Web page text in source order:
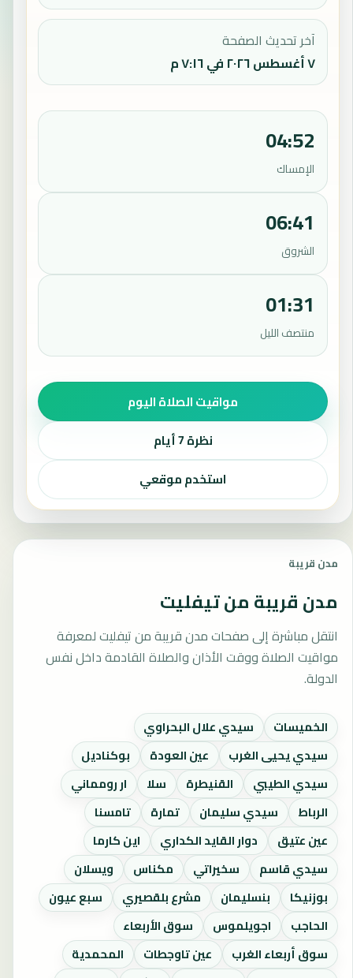
آخر تحديث الصفحة
٧ أغسطس ٢٠٢٦ في ٧:١٦ م
04:52
الإمساك
06:41
الشروق
01:31
منتصف الليل
مواقيت الصلاة اليوم
نظرة 7 أيام
استخدم موقعي
مدن قريبة
مدن قريبة من تيفليت
انتقل مباشرة إلى صفحات مدن قريبة من تيفليت لمعرفة
مواقيت الصلاة ووقت الأذان والصلاة القادمة داخل نفس
الدولة.
الخميسات
سيدي علال البحراوي
سيدي يحيى الغرب
عين العودة
بوكناديل
سيدي الطيبي
القنيطرة سلا
ار رومماني
الرباط
سيدي سليمان تمارة
تامسنا
عين عتيق
دوار القايد الكداري
اين كارما
سيدي قاسم
سخيراتي مكناس
ويسلان
بوزنيكا
بنسليمان مشرع بلقصيري
سبع عيون
الحاجب
اجويلموس
سوق الأربعاء
سوق أربعاء الغرب
عين تاوجطات
المحمدية